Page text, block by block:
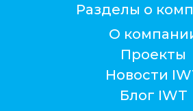
Разделы о
О
Проекты
Новости
Блог IWT